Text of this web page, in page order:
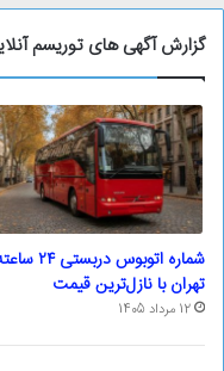
گزارش آگهی های توریسم
شماره اتوبوس
تهران با نازل‌ترین قیمت
12 مرداد 1405